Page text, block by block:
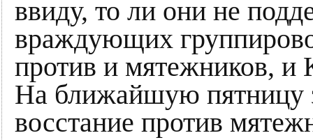
ввиду, то ли они не
враждующих
против и мятежников, и
На ближайшую пятницу
восстание против